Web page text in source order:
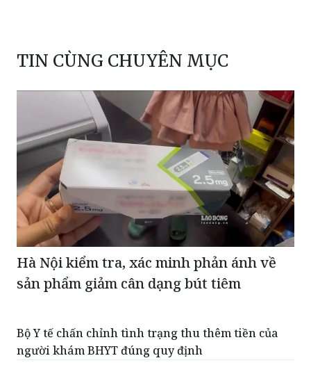
TIN CÙNG CHUYÊN MỤC
Hà Nội kiểm tra, xác minh phản ánh về
sản phẩm giảm cân dạng bút tiêm
Bộ Y tế chấn chỉnh tình trạng thu thêm tiền của
người khám BHYT đúng quy định